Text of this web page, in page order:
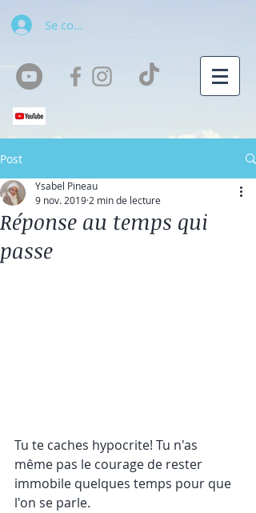
Se connecter
Post
Réponse au temps qui
passe
Ysabel Pineau
9 nov. 2019 2 min de lecture
Tu te caches hypocrite! Tu n'as
même pas le courage de rester
immobile quelques temps pour que
l'on se parle.